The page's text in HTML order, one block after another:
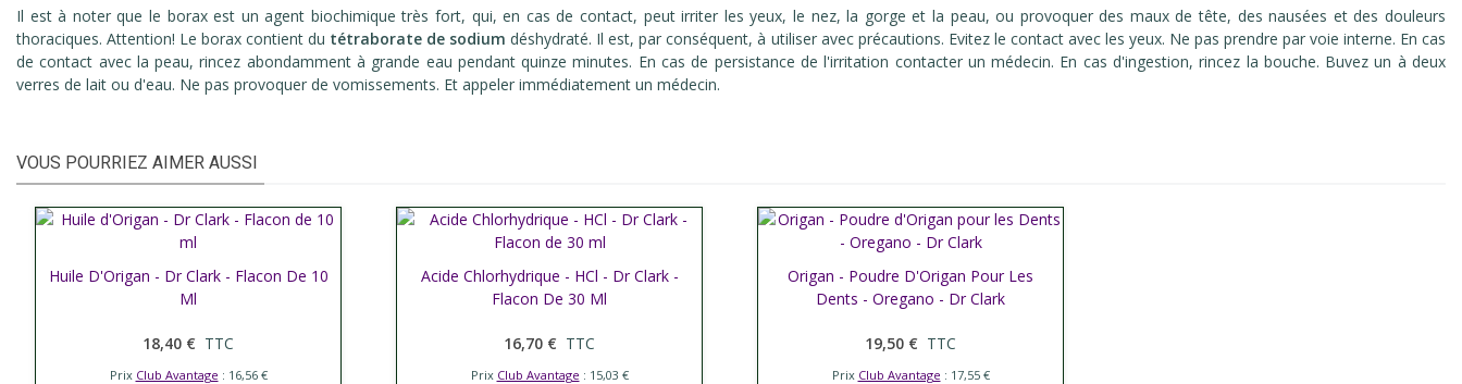
Il est à noter que le borax est un agent biochimique très fort, qui, en cas de contact, peut irriter les yeux, le nez, la gorge et la peau, ou provoquer des maux de tête, des nausées et des douleurs
thoraciques. Attention! Le borax contient du tétraborate de sodium déshydraté. Il est, par conséquent, à utiliser avec précautions. Evitez le contact avec les yeux. Ne pas prendre par voie interne. En cas
de contact avec la peau, rincez abondamment à grande eau pendant quinze minutes. En cas de persistance de l'irritation contacter un médecin. En cas d'ingestion, rincez la bouche. Buvez un à deux
verres de lait ou d'eau. Ne pas provoquer de vomissements. Et appeler immédiatement un médecin.
VOUS POURRIEZ AIMER AUSSI
Afficher plus
Huile D'Origan - Dr Clark - Flacon De 10
Ml
18,40 € TTC
Prix Club Avantage : 16,56 €
Afficher plus
Acide Chlorhydrique - HCl - Dr Clark -
Flacon De 30 Ml
16,70 € TTC
Prix Club Avantage : 15,03 €
Afficher plus
Origan - Poudre D'Origan Pour Les
Dents - Oregano - Dr Clark
19,50 € TTC
Prix Club Avantage : 17,55 €